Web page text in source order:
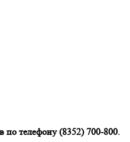
по телефону (8352) 700-800.